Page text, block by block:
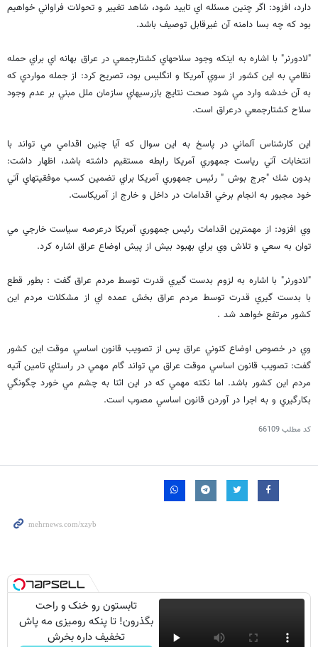
دارد، افزود: اگر چنين مسئله اي تاييد شود، شاهد تغيير و تحولات فراواني خواهيم
بود كه چه بسا دامنه آن غيرقابل توصيف باشد.
"لادورنر" با اشاره به اينكه وجود سلاحهاي كشتارجمعي در عراق بهانه اي براي حمله
نظامي به اين كشور از سوي آمريكا و انگليس بود، تصريح كرد: از جمله مواردي كه
به آن خدشه وارد مي شود صحت نتايج بازرسيهاي سازمان ملل مبني بر عدم وجود
سلاح كشتارجمعي درعراق است.
اين كارشناس آلماني در پاسخ به اين سوال كه آيا چنين اقدامي مي تواند با
انتخابات آتي رياست جمهوري آمريكا رابطه مستقيم داشته باشد، اظهار داشت:
بدون شك "جرج بوش " رئيس جمهوري آمريكا براي تضمين كسب موفقيتهاي آتي
خود مجبور به انجام برخي اقدامات در داخل و خارج از آمريكاست.
وي افزود: از مهمترين اقدامات رئيس جمهوري آمريكا درعرصه سياست خارجي مي
توان به سعي و تلاش وي براي بهبود بيش از پيش اوضاع عراق اشاره كرد.
"لادورنر" با اشاره به لزوم بدست گيري قدرت توسط مردم عراق گفت : بطور قطع
با بدست گيري قدرت توسط مردم عراق بخش عمده اي از مشكلات مردم اين
كشور مرتفع خواهد شد .
وي در خصوص اوضاع كنوني عراق پس از تصويب قانون اساسي موقت اين كشور
گفت: تصويب قانون اساسي موقت عراق مي تواند گام مهمي در راستاي تامين آتيه
مردم اين كشور باشد. اما نكته مهمي كه در اين اثنا به چشم مي خورد چگونگي
بكارگيري و به اجرا در آوردن قانون اساسي مصوب است.
کد مطلب66109
تابستون رو خنک و راحت
بگذرون! تا پنکه رومیزی مه پاش
تخفیف داره بخرش